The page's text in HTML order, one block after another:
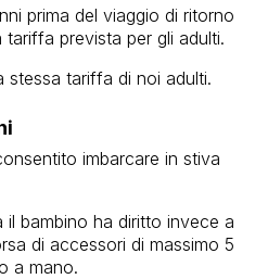
prima del viaggio di ritorno
prevista per gli adulti.
stessa tariffa di noi adulti.
imbarcare in stiva
il bambino ha diritto invece a
di accessori di massimo 5
a mano.